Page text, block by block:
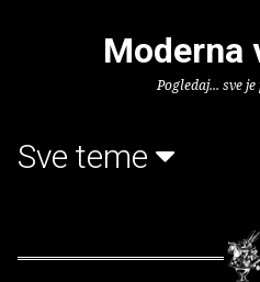
Moderna
Pogledaj... sve je
Sve teme